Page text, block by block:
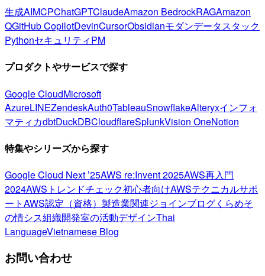
生成AIMCPChatGPTClaudeAmazon BedrockRAGAmazon
QGitHub CopilotDevinCursorObsidianモダンデータスタック
PythonセキュリティPM
プロダクトやサービスで探す
Google CloudMicrosoft
AzureLINEZendeskAuth0TableauSnowflakeAlteryxインフォ
マティカdbtDuckDBCloudflareSplunkVision OneNotion
特集やシリーズから探す
Google Cloud Next ’25AWS re:Invent 2025AWS再入門
2024AWSトレンドチェック初心者向けAWSテクニカルサポ
ートAWS認定（資格） 製造業関連ジョインブログくらめそ
の情シス組織開発室の活動デザインThai
LanguageVietnamese Blog
お問い合わせ